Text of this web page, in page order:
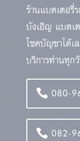
ร้านแบตเตอ
บังเอิญ แบตเ
โชคบัญชาได้
บริการท่านทุก
080-
082-